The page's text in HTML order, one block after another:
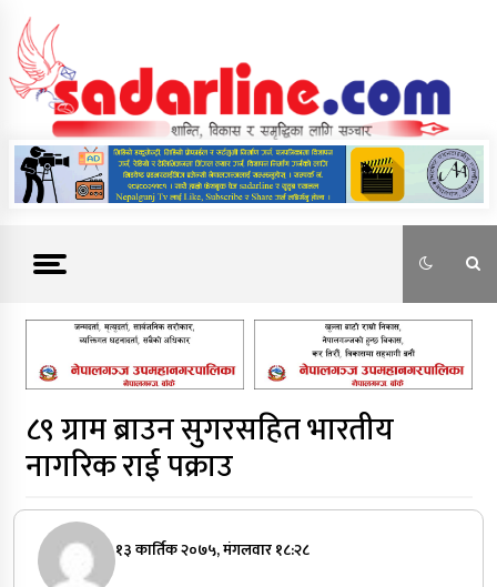
content
News For Nepal
८९ ग्राम ब्राउन सुगरसहित भारतीय
नागरिक राई पक्राउ
१३ कार्तिक २०७५, मंगलवार १८:२८